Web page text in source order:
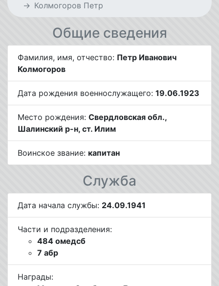
Колмогоров Петр
Общие сведения
Фамилия, имя, отчество: Петр Иванович
Колмогоров
Дата рождения военнослужащего: 19.06.1923
Место рождения: Свердловская обл.,
Шалинский р-н, ст. Илим
Воинское звание: капитан
Служба
Дата начала службы: 24.09.1941
Части и подразделения:
484 омедсб
7 абр
Награды: